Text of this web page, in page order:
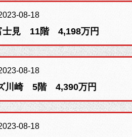
08-18
士見 11階 4,198万円
08-18
川崎 5階 4,390万円
08-18